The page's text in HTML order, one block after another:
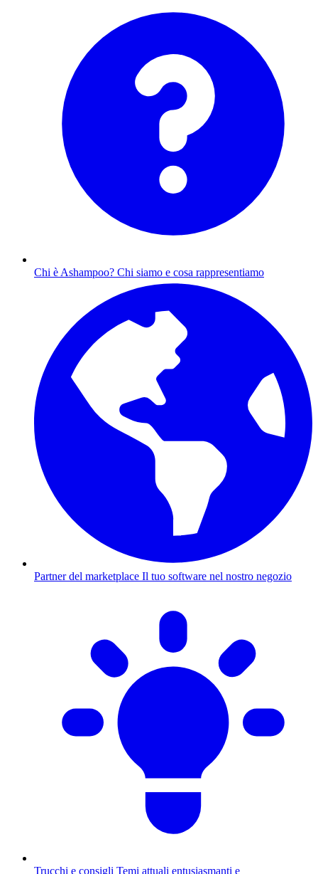
Chi è Ashampoo? Chi siamo e cosa rappresentiamo
Partner del marketplace Il tuo software nel nostro negozio
Trucchi e consigli Temi attuali entusiasmanti e